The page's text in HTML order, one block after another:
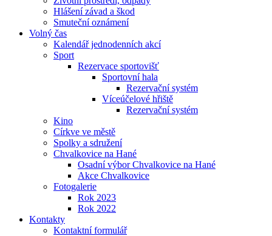
Hlášení závad a škod
Smuteční oznámení
Volný čas
Kalendář jednodenních akcí
Sport
Rezervace sportovišť
Sportovní hala
Rezervační systém
Víceúčelové hřiště
Rezervační systém
Kino
Církve ve městě
Spolky a sdružení
Chvalkovice na Hané
Osadní výbor Chvalkovice na Hané
Akce Chvalkovice
Fotogalerie
Rok 2023
Rok 2022
Kontakty
Kontaktní formulář